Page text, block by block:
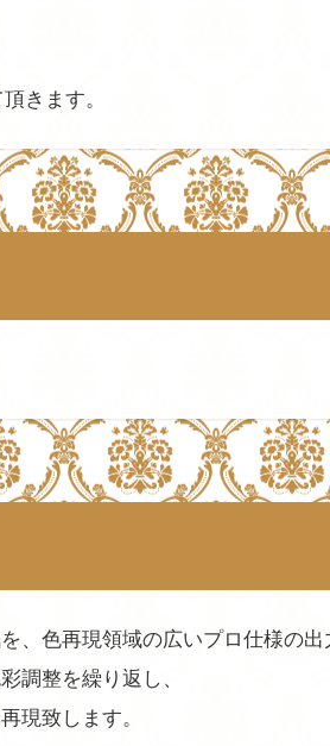
きます。
、色再現領域の広いプロ仕様の
調整を繰り返し、
現致します。